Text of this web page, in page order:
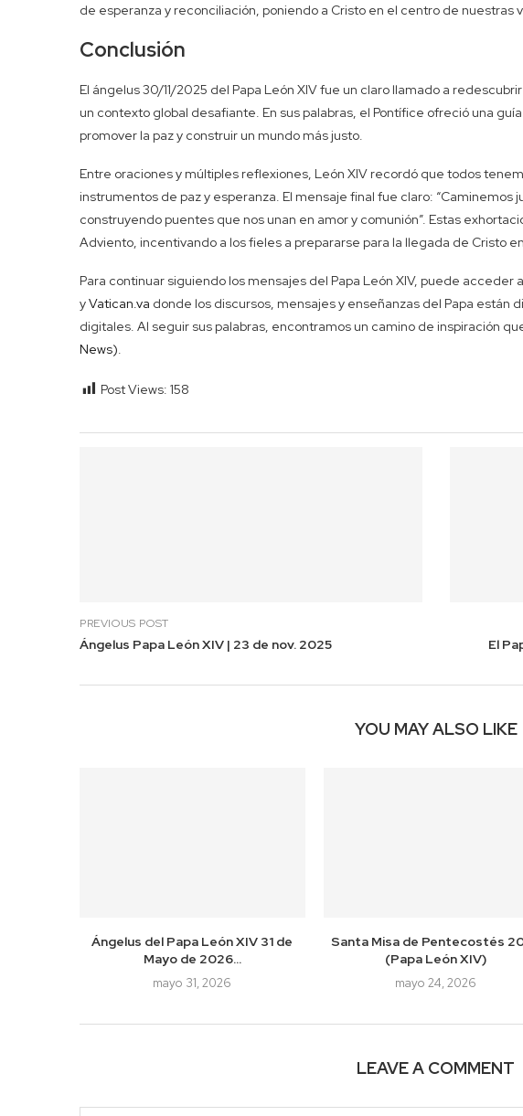
de esperanza y reconciliación, poniendo a Cristo en el centro de nuestras
Conclusión
El ángelus 30/11/2025 del Papa León XIV fue un claro llamado a
un contexto global desafiante. En sus palabras, el Pontífice ofreció una
promover la paz y construir un mundo más justo.
Entre oraciones y múltiples reflexiones, León XIV recordó que todos
instrumentos de paz y esperanza. El mensaje final fue claro: “Caminemos
construyendo puentes que nos unan en amor y comunión”. Estas
Adviento, incentivando a los fieles a prepararse para la llegada de Cristo
Para continuar siguiendo los mensajes del Papa León XIV, puede
yVatican.va donde los discursos, mensajes y enseñanzas del Papa están
digitales. Al seguir sus palabras, encontramos un camino de inspiración
News).
Post Views: 158
PREVIOUS POST
Ángelus Papa León XIV | 23 de nov. 2025
El
YOU MAY ALSO LIKE
Ángelus del Papa León XIV 31 de
Mayo de 2026...
mayo 31, 2026
Santa Misa de Pentecostés
(Papa León XIV)
mayo 24, 2026
LEAVE A COMMENT